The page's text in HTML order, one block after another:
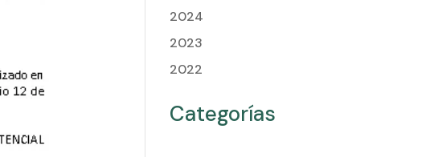
2024
2023
2022
Categorías